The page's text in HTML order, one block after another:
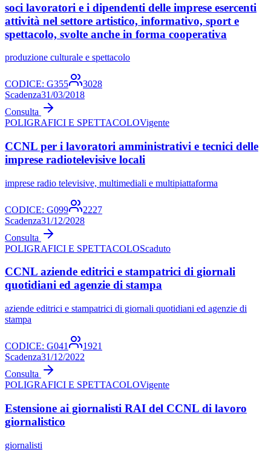
soci lavoratori e i dipendenti delle imprese esercenti
attività nel settore artistico, informativo, sport e
spettacolo, svolte anche in forma cooperativa
produzione culturale e spettacolo
CODICE: G355
3028
Scadenza31/03/2018
Consulta
POLIGRAFICI E SPETTACOLOVigente
CCNL per i lavoratori amministrativi e tecnici delle
imprese radiotelevisive locali
imprese radio televisive, multimediali e multipiattaforma
CODICE: G099
2227
Scadenza31/12/2028
Consulta
POLIGRAFICI E SPETTACOLOScaduto
CCNL aziende editrici e stampatrici di giornali
quotidiani ed agenzie di stampa
aziende editrici e stampatrici di giornali quotidiani ed agenzie di
stampa
CODICE: G041
1921
Scadenza31/12/2022
Consulta
POLIGRAFICI E SPETTACOLOVigente
Estensione ai giornalisti RAI del CCNL di lavoro
giornalistico
giornalisti